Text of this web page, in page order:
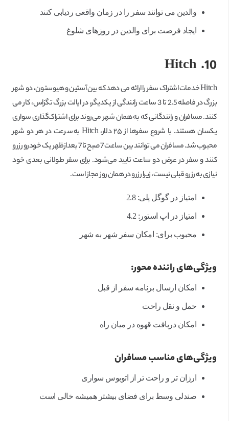
والدین می توانند سفر را در زمان واقعی ردیابی کنند
ایجاد فرصت برای والدین در روزهای شلوغ
10.
Hitch
Hitch خدمات اشتراک سفر را ارائه می دهد که بین آستین و هیوستون، دو شهر
بزرگ در فاصله 2.5 تا 3 ساعت رانندگی از یکدیگر، در ایالت بزرگ تگزاس، کار می
کنند. مسافران و رانندگانی که به همان شهر می‌روند برای اشتراک‌گذاری سواری
یکسان هستند. با شروع سفرها از ۲۵ دلار، Hitch به سرعت در هر دو شهر
محبوب شد. مسافران می توانند بین ساعت 7 صبح تا 7 بعدازظهر یک خودرو رزرو
کنند و سفر در عرض دو ساعت تایید می‌شود. برای سفر طولانی بعدی خود
نیازی به رزرو قبلی نیست، زیرا رزرو در همان روز مجاز است.
امتیاز در گوگل پلی: 2.8
امتیاز در اپ استور: 4.2
محبوب برای: امکان سفر شهر به شهر
ویژگی‌های راننده محور:
امکان ارسال برنامه سفر از قبل
حمل و نقل راحت
امکان دریافت قهوه در میان راه
ویژگی‌های مناسب مسافران
ارزان تر و راحت تر از اتوبوس سواری
صندلی وسط برای فضای بیشتر همیشه خالی است